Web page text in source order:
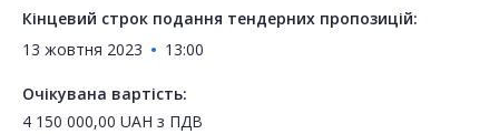
Кінцевий строк подання тендерних пропозицій:
13 жовтня 2023
13:00
Очікувана вартість:
4 150 000,00 UAH з ПДВ